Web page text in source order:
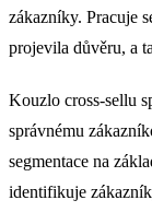
zákazníky. Pracuje
projevila důvěru, a
Kouzlo cross-sellu
správnému
segmentace na
identifikuje